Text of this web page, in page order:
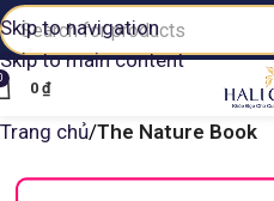
Skip to navigation
Skip to main content
0 ₫
Trang chủ The Nature Book